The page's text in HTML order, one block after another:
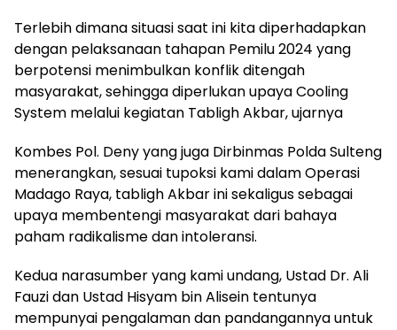
Terlebih dimana situasi saat ini kita diperhadapkan
dengan pelaksanaan tahapan Pemilu 2024 yang
berpotensi menimbulkan konflik ditengah
masyarakat, sehingga diperlukan upaya Cooling
System melalui kegiatan Tabligh Akbar, ujarnya
Kombes Pol. Deny yang juga Dirbinmas Polda Sulteng
menerangkan, sesuai tupoksi kami dalam Operasi
Madago Raya, tabligh Akbar ini sekaligus sebagai
upaya membentengi masyarakat dari bahaya
paham radikalisme dan intoleransi.
Kedua narasumber yang kami undang, Ustad Dr. Ali
Fauzi dan Ustad Hisyam bin Alisein tentunya
mempunyai pengalaman dan pandangannya untuk